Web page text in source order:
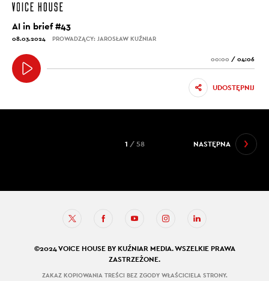
AI in brief #43
08.03.2024 PROWADZĄCY: JAROSŁAW KUŹNIAR
00:00 / 04:06
UDOSTĘPNIJ
NASTĘPNA
1 / 58
©2024 VOICE HOUSE BY KUŹNIAR MEDIA. WSZELKIE PRAWA
ZASTRZEŻONE.
ZAKAZ KOPIOWANIA TREŚCI BEZ ZGODY WŁAŚCICIELA STRONY.